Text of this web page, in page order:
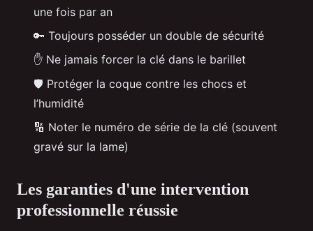
une fois par an
🔑 Toujours posséder un double de sécurité
✋ Ne jamais forcer la clé dans le barillet
🛡️ Protéger la coque contre les chocs et
l’humidité
🔢 Noter le numéro de série de la clé (souvent
gravé sur la lame)
Les garanties d'une intervention
professionnelle réussie